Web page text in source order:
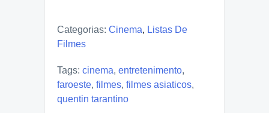
Categorias: Cinema, Listas De
Filmes
Tags: cinema, entretenimento,
faroeste, filmes, filmes asiaticos,
quentin tarantino